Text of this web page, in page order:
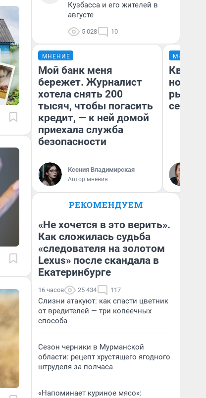
Кузбасса и его жителей в
августе
5 028 10
МНЕНИЕ
Мой банк меня
бережет. Журналист
хотела снять 200
тысяч, чтобы погасить
кредит, — к ней домой
приехала служба
безопасности
Ксения Владимирская
Автор мнения
МНЕНИЕ
но
рынок
РЕКОМЕНДУЕМ
«Не хочется в это верить».
Как сложилась судьба
«следователя на золотом
Lexus» после скандала в
Екатеринбурге
16 часов 25 434 117
Слизни атакуют: как спасти цветник
от вредителей — три копеечных
способа
Сезон черники в Мурманской
области: рецепт хрустящего ягодного
штруделя за полчаса
«Напоминает куриное мясо»: